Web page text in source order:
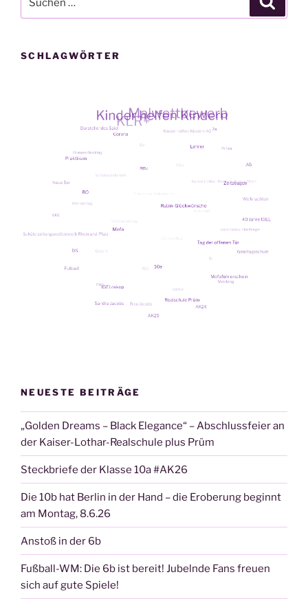
nach:
SCHLAGWÖRTER
NEUESTE BEITRÄGE
„Golden Dreams – Black Elegance“ – Abschlussfeier an
der Kaiser-Lothar-Realschule plus Prüm
Steckbriefe der Klasse 10a #AK26
Die 10b hat Berlin in der Hand – die Eroberung beginnt
am Montag, 8.6.26
Anstoß in der 6b
Fußball-WM: Die 6b ist bereit! Jubelnde Fans freuen
sich auf gute Spiele!